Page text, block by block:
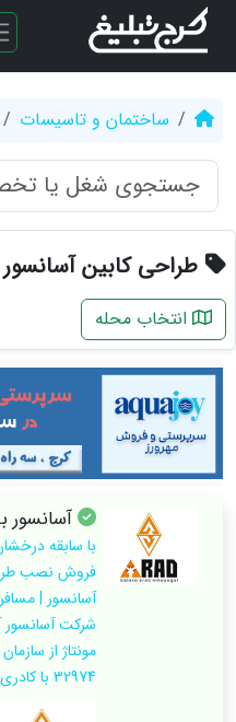
ساختمان و تاسیسات
طراحی کابین
انتخاب محله
آسانسور
با سابقه
فروش نصب
آسانسور |
شرکت آسانسور
مونتاژ از
32974 با کادری مجرب در خدمت شماست.